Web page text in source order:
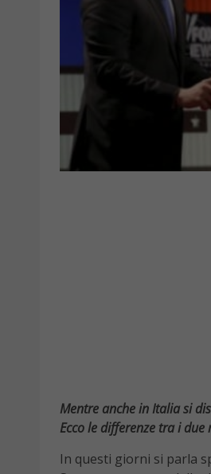
Mentre anche in Italia si
Ecco le differenze tra i due
In questi giorni si parla